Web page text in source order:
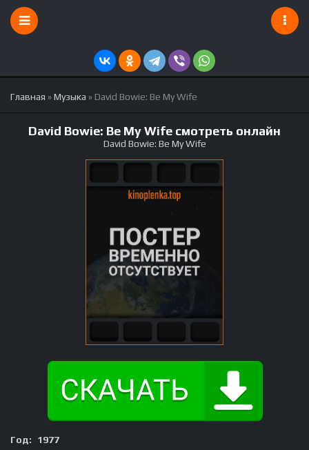
Главная »Музыка » David Bowie: Be My Wife
David Bowie: Be My Wife смотреть онлайн
David Bowie: Be My Wife
Год:
1977